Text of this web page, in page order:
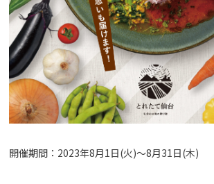
開催期間：2023年8月1日(火)〜8月31日(木)